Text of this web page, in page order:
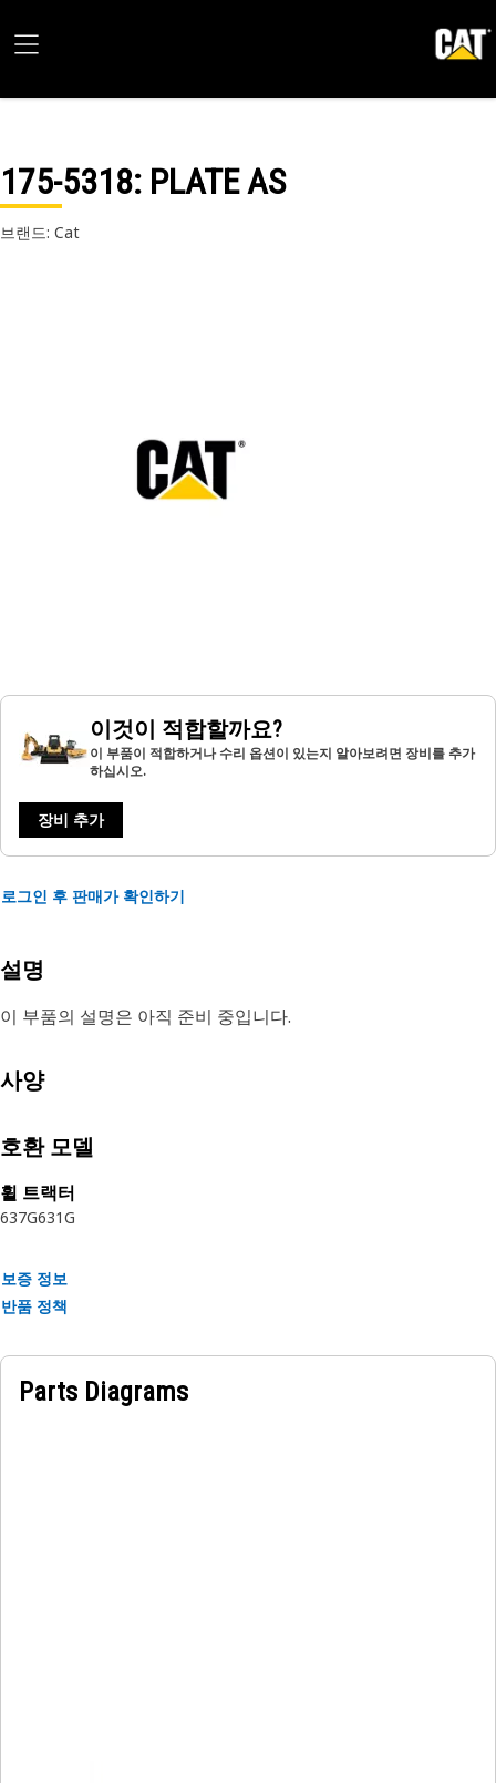
175-5318: PLATE AS
브랜드: Cat
이것이 적합할까요?
이 부품이 적합하거나 수리 옵션이 있는지 알아보려면 장비를 추가
하십시오.
장비 추가
로그인 후 판매가 확인하기
설명
이 부품의 설명은 아직 준비 중입니다.
사양
호환 모델
휠 트랙터
637G631G
보증 정보
반품 정책
Parts Diagrams